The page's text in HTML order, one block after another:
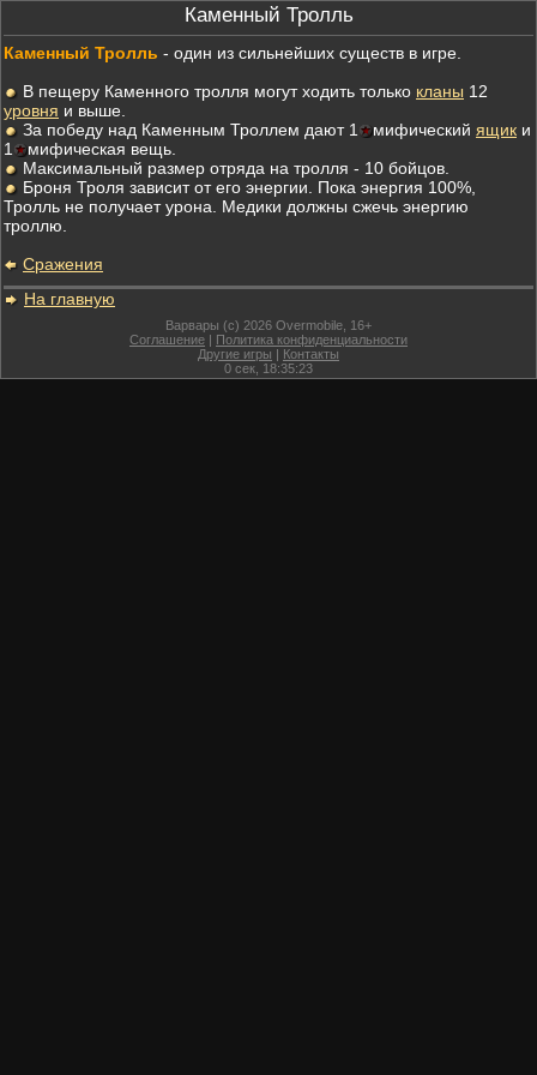
Каменный Тролль
Каменный Тролль - один из сильнейших существ в игре.
В пещеру Каменного тролля могут ходить только кланы 12
уровня и выше.
За победу над Каменным Троллем дают 1
мифический ящик и
1
мифическая вещь.
Максимальный размер отряда на тролля - 10 бойцов.
Броня Троля зависит от его энергии. Пока энергия 100%,
Тролль не получает урона. Медики должны cжечь энергию
троллю.
Сражения
На главную
Варвары (c) 2026 Overmobile, 16+
Соглашение | Политика конфиденциальности
Другие игры | Контакты
0 сек, 18:35:23